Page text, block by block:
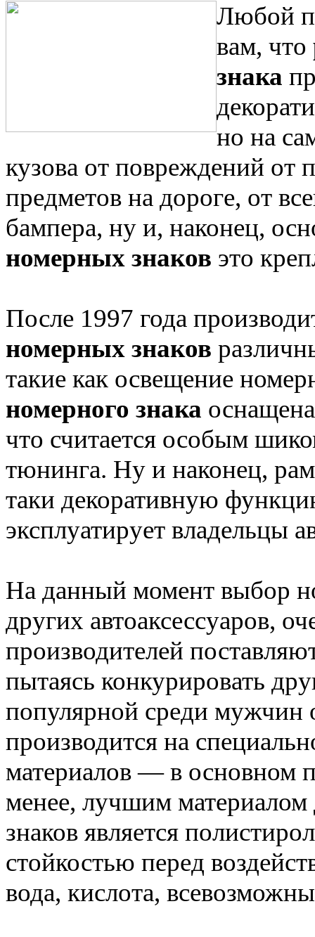
Любой
вам, что
знака
но на
кузова от повреждений от
предметов на дороге, от
бампера, ну и, наконец,
номерных знаков это
После 1997 года
номерных знаков
такие как освещение
номерного знака
что считается особым
тюнинга. Ну и наконец,
таки декоративную
эксплуатирует владельцы
На данный момент выбор
других автоаксессуаров,
производителей
пытаясь конкурировать
популярной среди мужчин
производится на
материалов — в основном
менее, лучшим
знаков является
стойкостью перед
вода, кислота,